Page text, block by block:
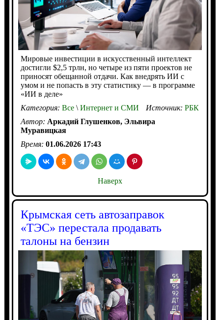
Мировые инвестиции в искусственный интеллект
достигли $2,5 трлн, но четыре из пяти проектов не
приносят обещанной отдачи. Как внедрять ИИ с
умом и не попасть в эту статистику — в программе
«ИИ в деле»
Категория: Все\Интернет и СМИ Источник: РБК
Автор: Аркадий Глушенков, Эльвира
Муравицкая
Время: 01.06.2026 17:43
Наверх
Крымская сеть автозаправок
«ТЭС» перестала продавать
талоны на бензин